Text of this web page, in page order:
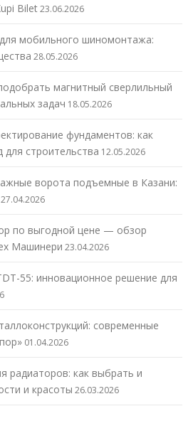
Bilet23.06.2026
мобильного шиномонтажа:
28.05.2026
магнитный сверлильный
задач 18.05.2026
фундаментов: как
строительства 12.05.2026
ворота подъемные в Казани:
27.04.2026
по выгодной цене — обзор
Машинери 23.04.2026
55: инновационное решение для
современные
01.04.2026
радиаторов: как выбрать и
и красоты 26.03.2026